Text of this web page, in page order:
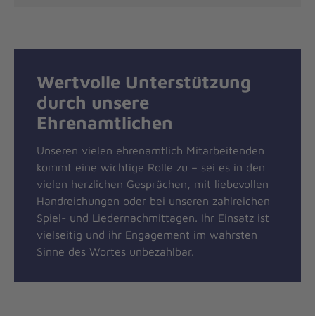
Wertvolle Unterstützung
durch unsere
Ehrenamtlichen
Unseren vielen ehrenamtlich Mitarbeitenden
kommt eine wichtige Rolle zu – sei es in den
vielen herzlichen Gesprächen, mit liebevollen
Handreichungen oder bei unseren zahlreichen
Spiel- und Liedernachmittagen. Ihr Einsatz ist
vielseitig und ihr Engagement im wahrsten
Sinne des Wortes unbezahlbar.